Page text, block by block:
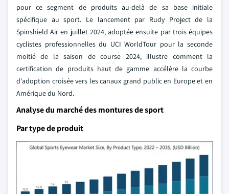
pour ce segment de produits au-delà de sa base initiale
spécifique au sport. Le lancement par Rudy Project de la
Spinshield Air en juillet 2024, adoptée ensuite par trois équipes
cyclistes professionnelles du UCI WorldTour pour la seconde
moitié de la saison de course 2024, illustre comment la
certification de produits haut de gamme accélère la courbe
d'adoption croisée vers les canaux grand public en Europe et en
Amérique du Nord.
Analyse du marché des montures de sport
Par type de produit